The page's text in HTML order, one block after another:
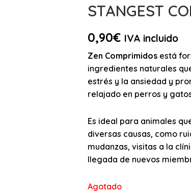
STANGEST
0,90€ IVA incluido
Zen Comprimidos está
ingredientes naturales
estrés y la ansiedad y
relajado en perros y
Es ideal para animales
diversas causas, como
mudanzas, visitas a la
llegada de nuevos
Agotado